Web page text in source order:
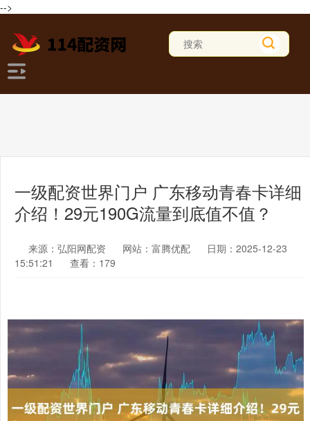
-->
一级配资世界门户 广东移动青春卡详细
介绍！29元190G流量到底值不值？
来源：弘阳网配资 网站：富腾优配
日期：2025-12-23
15:51:21
查看：179